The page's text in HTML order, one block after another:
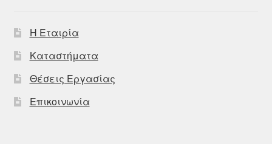
Η Εταιρία
Καταστήματα
Θέσεις Εργασίας
Επικοινωνία